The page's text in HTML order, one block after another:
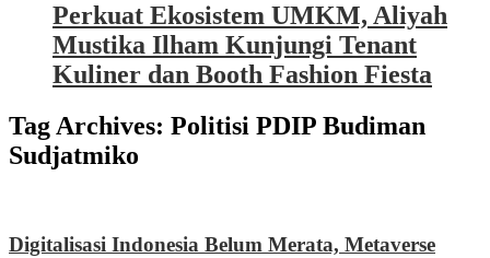
Perkuat Ekosistem UMKM, Aliyah
Mustika Ilham Kunjungi Tenant
Kuliner dan Booth Fashion Fiesta
Tag Archives: Politisi PDIP Budiman
Sudjatmiko
Digitalisasi Indonesia Belum Merata, Metaverse